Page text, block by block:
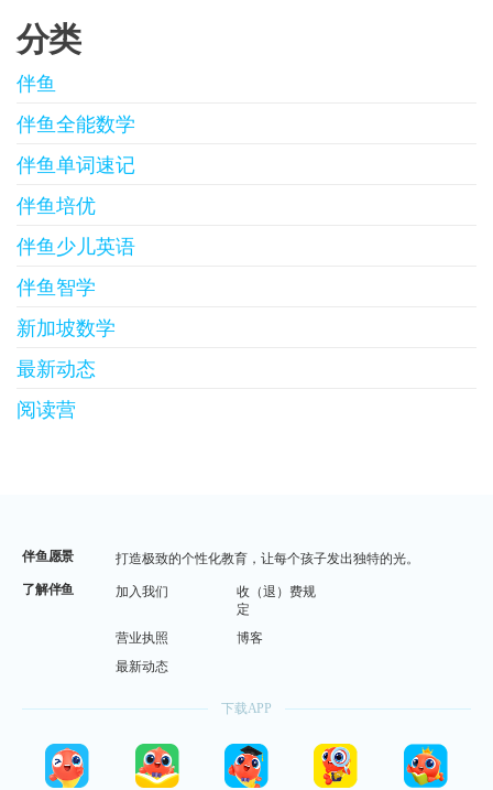
分类
伴鱼
伴鱼全能数学
伴鱼单词速记
伴鱼培优
伴鱼少儿英语
伴鱼智学
新加坡数学
最新动态
阅读营
伴鱼愿景
打造极致的个性化教育，让每个孩子发出独特的光。
了解伴鱼
加入我们
收（退）费规
定
营业执照
博客
最新动态
下载APP